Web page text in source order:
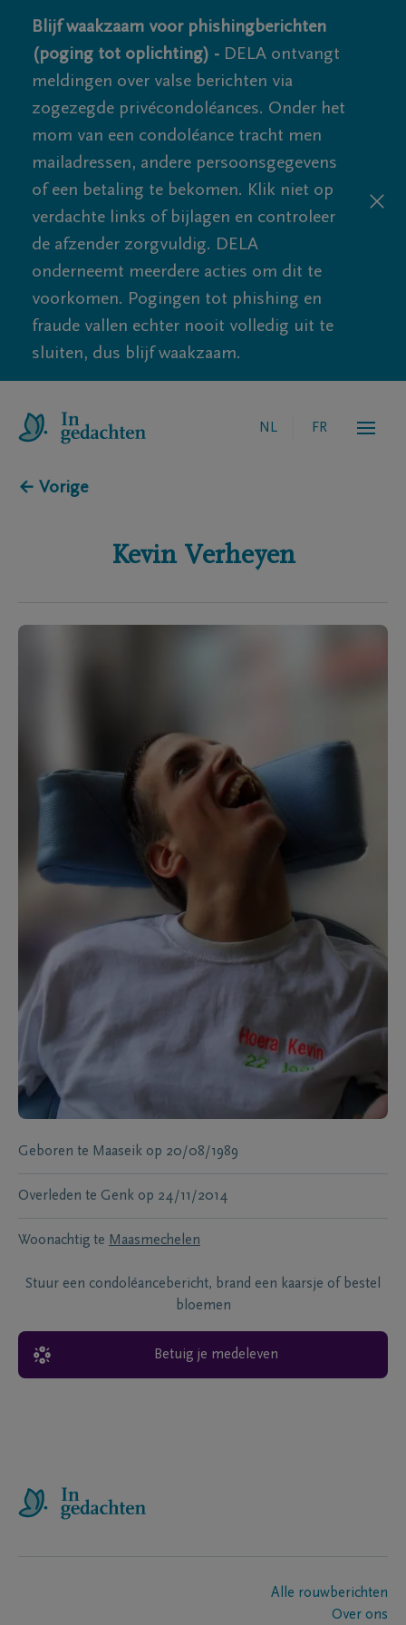
Blijf waakzaam voor phishingberichten
(poging tot oplichting) - DELA ontvangt
meldingen over valse berichten via
zogezegde privécondoléances. Onder het
mom van een condoléance tracht men
mailadressen, andere persoonsgegevens
of een betaling te bekomen. Klik niet op
verdachte links of bijlagen en controleer
de afzender zorgvuldig. DELA
onderneemt meerdere acties om dit te
voorkomen. Pogingen tot phishing en
fraude vallen echter nooit volledig uit te
sluiten, dus blijf waakzaam.
NL FR
← Vorige
Kevin Verheyen
Geboren te Maaseik op 20/08/1989
Overleden te Genk op 24/11/2014
Woonachtig te Maasmechelen
Stuur een condoléancebericht, brand een kaarsje of bestel
bloemen
Betuig je medeleven
Alle rouwberichten
Over ons